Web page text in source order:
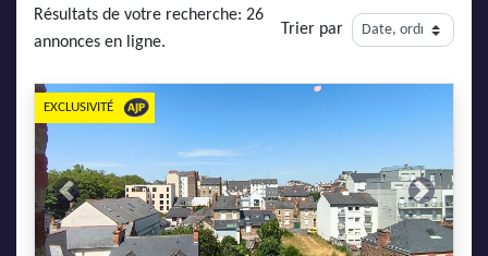
IMMOBILIER NEUF
ENTREPRISES
DEVENIR FRANCHISÉ
AJP Recrute
AJP Actualités
Résultats de votre recherche: 26
annonces en ligne.
Trier par
Previous Next
EXCLUSIVITÉ